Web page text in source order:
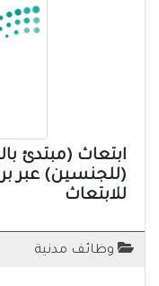
ابتعاث (مبتدئ
(للجنسين) عبر
للابتعاث
وظائف مدنية